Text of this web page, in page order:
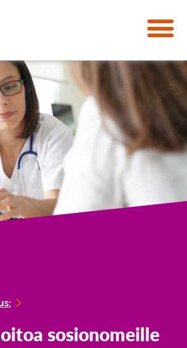
sosionomeille